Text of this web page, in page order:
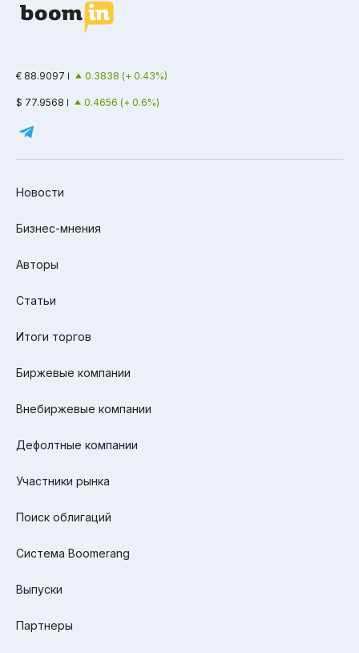
€ 88.9097 0.3838 (+ 0.43%)
$ 77.9568 0.4656 (+ 0.6%)
Новости
Бизнес-мнения
Авторы
Статьи
Итоги торгов
Биржевые компании
Внебиржевые компании
Дефолтные компании
Участники рынка
Поиск облигаций
Система Boomerang
Выпуски
Партнеры